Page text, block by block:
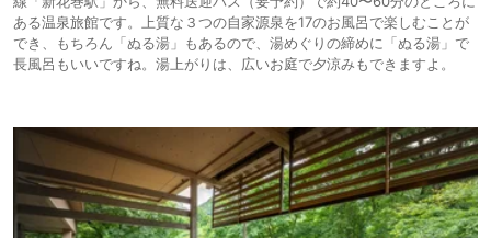
ある温泉旅館です。上質な３つの自家源泉を17のお風呂で楽しむことが
でき、もちろん「ぬる湯」もあるので、湯めぐりの締めに「ぬる湯」で
長風呂もいいですね。湯上がりは、広いお庭で夕涼みもできますよ。